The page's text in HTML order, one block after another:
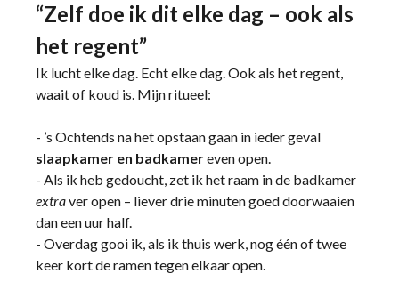
“Zelf doe ik dit elke dag – ook als
het regent”
Ik lucht elke dag. Echt elke dag. Ook als het regent,
waait of koud is. Mijn ritueel:
- ’s Ochtends na het opstaan gaan in ieder geval
slaapkamer en badkamereven open.
- Als ik heb gedoucht, zet ik het raam in de badkamer
extraver open – liever drie minuten goed doorwaaien
dan een uur half.
- Overdag gooi ik, als ik thuis werk, nog één of twee
keer kort de ramen tegen elkaar open.